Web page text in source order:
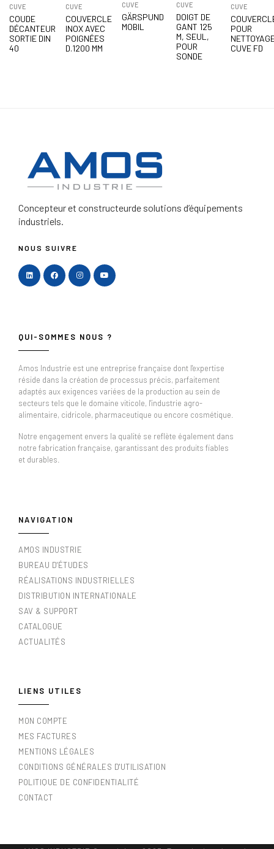
CUVE
COUDE
DÉCANTEUR
SORTIE DIN
40
CUVE
COUVERCLE
INOX AVEC
POIGNÉES
D.1200 MM
CUVE
GÄRSPUND
MOBIL
CUVE
DOIGT DE
GANT 125
M, SEUL,
POUR
SONDE
CUVE
POUR
CUVE FD
Concepteur et constructeurde solutions d’équipements
industriels.
NOUS SUIVRE
QUI-SOMMES NOUS ?
Amos Industrie est une entreprise française dont l'expertise
réside dans la création de processus précis, parfaitement
adaptés aux exigences variées de la production au sein de
secteurs tels que le domaine viticole, l'industrie agro-
alimentaire, cidricole, pharmaceutique ou encore cosmétique.
Notre engagement envers la qualité se reflète également dans
notre fabrication française, garantissant des produits fiables
et durables.
NAVIGATION
AMOS INDUSTRIE
BUREAU D'ÉTUDES
RÉALISATIONS INDUSTRIELLES
DISTRIBUTION INTERNATIONALE
SAV & SUPPORT
CATALOGUE
ACTUALITÉS
LIENS UTILES
MON COMPTE
MES FACTURES
MENTIONS LÉGALES
CONDITIONS GÉNÉRALES D'UTILISATION
POLITIQUE DE CONFIDENTIALITÉ
CONTACT